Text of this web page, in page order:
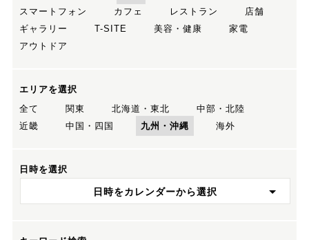
スマートフォン
カフェ レストラン
店舗
ギャラリー
T-SITE 美容・健康
家電
アウトドア
エリアを選択
全て
関東 北海道・東北
中部・北陸
近畿
中国・四国 九州・沖縄 海外
日時を選択
日時をカレンダーから選択